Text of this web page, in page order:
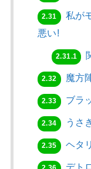
2.31
私が
悪い!
2.31.1
2.32 魔方
2.33 ブラ
2.34 うさ
2.35 ヘタ